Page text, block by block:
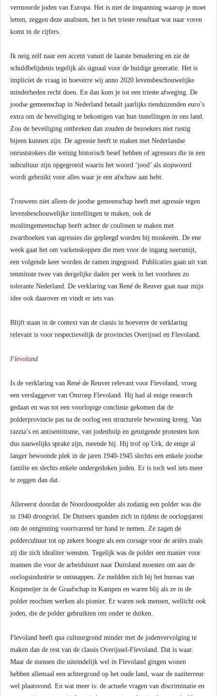
vermoorde joden van Europa. Het is niet de inspanning waarop je moet
letten, zeggen deze analisten, het is het trieste resultaat wat naar voren
komt in de cijfers.
Ik neig zelf naar een accent vanuit de laatste benadering en zie de
schuldbelijdenis tegelijk als signaal voor de huidige generatie. Het is
impliciet de vraag in hoeverre wij anno 2020 levensbeschouwelijke
minderheden recht doen. En dan kom je tot een trieste afweging. De
joodse gemeenschap in Nederland betaalt jaarlijks tienduizenden euro’s
extra om de beveiliging te bekostigen van hun instellingen in ons land.
Zou de beveiliging ontbreken dan zouden de bezoekers niet rustig
bijeen kunnen zijn. De agressie heeft te maken met Nederlandse
onruststokers die weinig historisch besef hebben of agressors die in een
subcultuur zijn opgegroeid waarin het woord ‘jood’ als stopwoord
wordt gebruikt voor alles waar je een afschuw aan hebt.
Trouwens niet alleen de joodse gemeenschap heeft met agressie tegen
levensbeschouwelijke instellingen te maken, ook de
moslimgemeenschap heeft achter de coulissen te maken met
zwartboeken van agressies die gepleegd worden bij moskeeën. De ene
week gaat het om varkenskoppen die men voor de ingang neersmijt,
een volgende keer worden de ramen ingegooid. Publicaties gaan uit van
tenminste twee van dergelijke daden per week in het voorheen zo
tolerante Nederland. De verklaring van René de Reuver gaat naar mijn
idee ook daarover en vindt er iets van.
Blijft staan in de context van de classis in hoeverre de verklaring
relevant is voor respectievelijk de provincies Overijssel en Flevoland.
Flevoland
Is de verklaring van René de Reuver relevant voor Flevoland, vroeg
een verslaggever van Omroep Flevoland. Hij had al enige research
gedaan en was tot een voorlopige conclusie gekomen dat de
polderprovincie pas na de oorlog een structurele bewoning kreeg. Van
razzia’s en antisemitisme, van jodenhulp en getuigende protesten kon
dus nauwelijks sprake zijn, meende hij. Hij trof op Urk, de enige al
langer bewoonde plek in de jaren 1940-1945 slechts een enkele joodse
familie en slechts enkele ondergedoken joden. Er is toch wel iets meer
te zeggen dan dat.
Allereerst doordat de Noordoostpolder als zodanig een polder was die
in 1940 droogviel. De Duitsers spanden zich in tijdens de oorlogsjaren
om de ontginning voortvarend ter hand te nemen. Ze zagen de
poldercultuur tot op zekere hoogte als een corsage voor de ariërs zoals
zij die zich idealiter wensten. Tegelijk was de polder een manier voor
mannen die voor de arbeidsinzet naar Duitsland moesten om aan de
oorlogsindustrie te ontsnappen. Ze meldden zich bij het bureau van
Knipmeijer in de Graafschap in Kampen en waren blij als ze in de
polder mochten werken als pionier. Er waren ook mensen, wellicht ook
joden, die de polder gebruikten om onder te duiken.
Flevoland heeft qua cultuurgrond minder met de jodenvervolging te
maken dan de rest van de classis Overijssel-Flevoland. Dat is waar.
Maar de mensen die uiteindelijk wel in Flevoland gingen wonen
hebben allemaal een achtergrond op het oude land, waar de naziterreur
wel plaatsvond. En wat meer is: de actuele vragen van discriminatie en